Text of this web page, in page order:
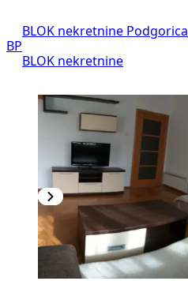
BP
BLOK nekretnine Podgorica
BLOK nekretnine